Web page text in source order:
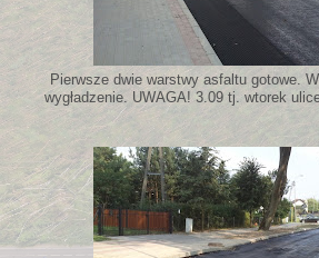
Pierwsze dwie warstwy asfaltu gotowe.
wygładzenie. UWAGA! 3.09 tj. wtorek